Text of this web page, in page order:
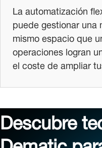
La automatización
puede gestionar una
mismo espacio que
operaciones logran
el coste de ampliar
Descubre